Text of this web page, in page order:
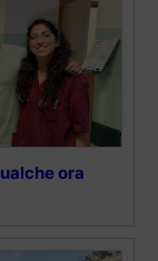
ora